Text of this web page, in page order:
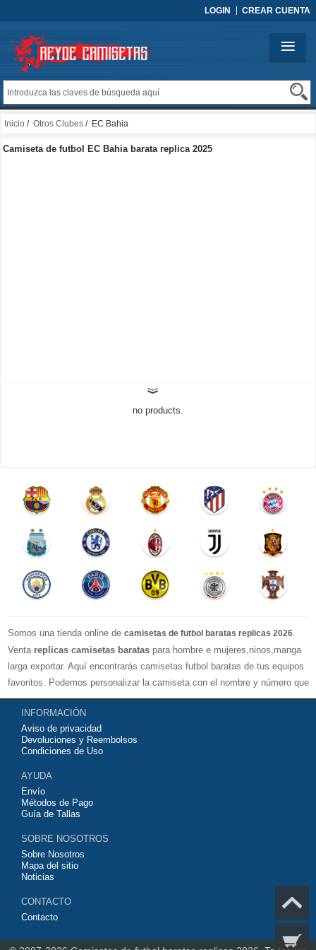
LOGIN CREAR CUENTA
Inicio / Otros Clubes / EC Bahia
Camiseta de futbol EC Bahia barata replica 2025
no products.
Somos una tienda online de camisetas de futbol baratas replicas 2026.
Venta replicas camisetas baratas para hombre e mujeres,ninos,manga
larga exportar. Aquí encontrarás camisetas futbol baratas de tus equipos
favoritos. Podemos personalizar la camiseta con el nombre y número que
quieras. Nuestrascamisetas de futbol replicasson de máxima calidad
tailandesa por lo que estamos convencidos que quedarás muy satisfecho
con ella. Estas camisetas tienen un tejido transpirable por lo que te
servirán para jugar al fútbol o simplemente para animar a tu equipo
contáctanos y haremos lo posible para conseguirtela lo más barata
posible.
INFORMACIÓN
Aviso de privacidad
Devoluciones y Reembolsos
Condiciones de Uso
AYUDA
Envío
Métodos de Pago
Guía de Tallas
SOBRE NOSOTROS
Sobre Nosotros
Mapa del sitio
Noticias
CONTACTO
Contacto